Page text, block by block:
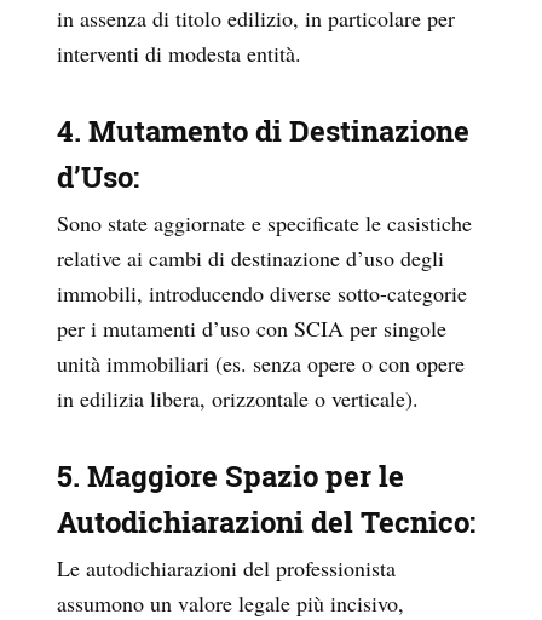
in assenza di titolo edilizio, in particolare per
interventi di modesta entità.
4. Mutamento di Destinazione
d’Uso:
Sono state aggiornate e specificate le casistiche
relative ai cambi di destinazione d’uso degli
immobili, introducendo diverse sotto-categorie
per i mutamenti d’uso con SCIA per singole
unità immobiliari (es. senza opere o con opere
in edilizia libera, orizzontale o verticale).
5. Maggiore Spazio per le
Autodichiarazioni del Tecnico:
Le autodichiarazioni del professionista
assumono un valore legale più incisivo,